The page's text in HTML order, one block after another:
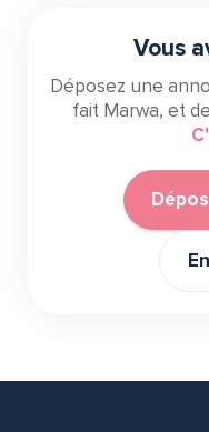
Vous
Déposez une
fait Marwa, et